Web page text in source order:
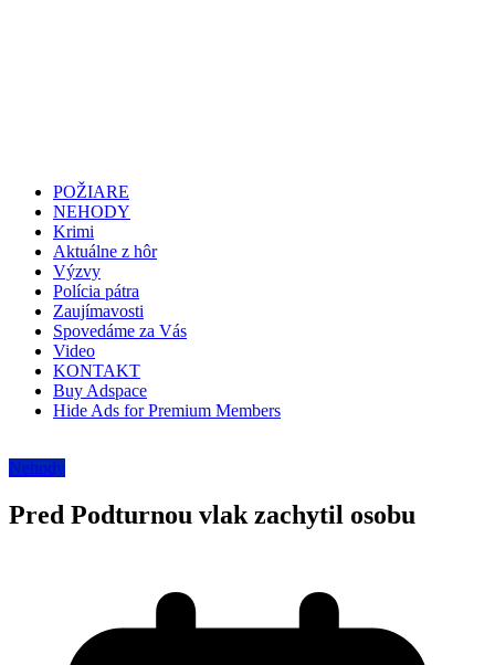
POŽIARE
NEHODY
Krimi
Aktuálne z hôr
Výzvy
Polícia pátra
Zaujímavosti
Spovedáme za Vás
Video
KONTAKT
Buy Adspace
Hide Ads for Premium Members
Nehody
Pred Podturnou vlak zachytil osobu